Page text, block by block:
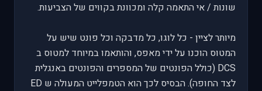
שונות / אי התאמה קלה ומכוונת בקווים של הצביעות.
מיותר לציין - כל לוגו, כל מדבקה וכל פונט שיש על
המטוס הוכנו על ידי מאפס, והותאמו במיוחד למטוס ב
DCS (כולל הפונטים של המספרים והפונטים באנגלית
לצד החופה). הבסיס לכך הוא הטמפלייט המעולה ש ED